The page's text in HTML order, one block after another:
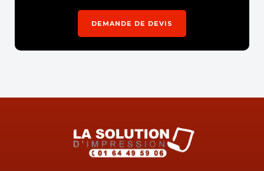
DEMANDE DE DEVIS